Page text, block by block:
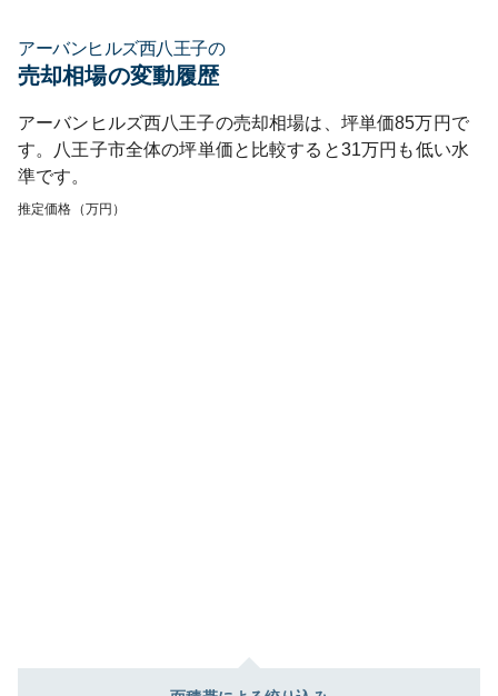
アーバンヒルズ西八王子の
売却相場の変動履歴
アーバンヒルズ西八王子の売却相場は、坪単価85万円で
す。 八王子市全体の坪単価と比較すると31万円も低い水
準です。
推定価格（万円）